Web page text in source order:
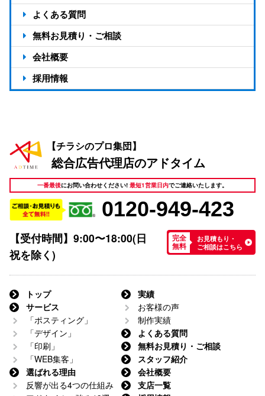
対応エリア
お客様の声
制作実績
よくある質問
無料お見積り・ご相談
会社概要
会社概要
アドタイムの活ログ
採用情報
【チラシのプロ集団】
総合広告代理店のアドタイム
一番最後にお問い合わせください! 最短1営業日内でご連絡いたします。
0120-949-423
【受付時間】9:00〜18:00(日
祝を除く)
完全
無料
お見積もり・
ご相談はこちら
トップ
サービス
「ポスティング」
「デザイン」
「印刷」
「WEB集客」
選ばれる理由
反響が出る4つの仕組み
実績
お客様の声
制作実績
よくある質問
無料お見積り・ご相談
スタッフ紹介
会社概要
支店一覧